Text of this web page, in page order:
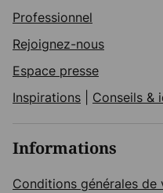
Professionnel
Rejoignez-nous
Espace presse
Inspirations
Conseils &
Informations
Conditions générales de